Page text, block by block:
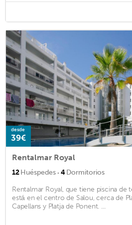
desde
39€
Rentalmar Royal
12Huéspedes · 4Dormitorios
Rentalmar Royal, que tiene piscina de
está en el centro de Salou, cerca de
Capellans y Platja de Ponent. ...